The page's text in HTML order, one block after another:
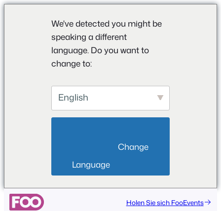
We've detected you might be
speaking a different
language. Do you want to
change to:
English
Language
Holen Sie sich FooEvents